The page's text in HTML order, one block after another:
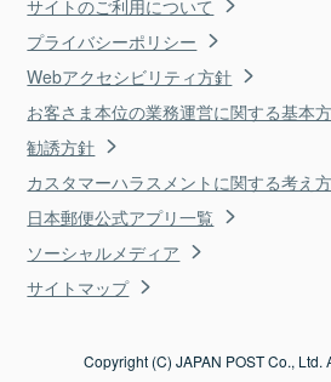
サイトのご利用について
プライバシーポリシー
Webアクセシビリティ方針
お客さま本位の業務運営に関する基本
勧誘方針
カスタマーハラスメントに関する考え方
日本郵便公式アプリ一覧
ソーシャルメディア
サイトマップ
Copyright (C) JAPAN POST Co., Ltd.